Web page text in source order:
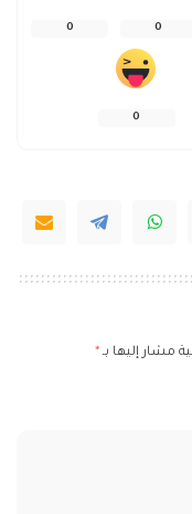
0
0
0
مشار إليها بـ *